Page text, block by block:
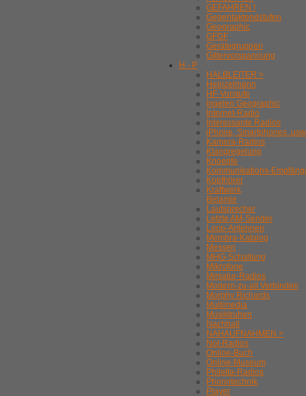
GEFAHREN !
Gegentaktendstufen
Geographic
GFGF
Gerätegruppen
Gittervorspannung
H - P
HALBLEITER >
Heinzelmann
HF-Vorstufe
Ingelen Geographic
Internet-Radio
Interessante Radios
iPhone, Smartphones,
Kamera-Radios
Klangregelung
Knoepfe
Kommunikations-
Kopfhörer
Kraftwerk
Belamie
Lautsprecher
Letzte AM-Sender
Loop-Antennen
Membra-Katalog
Messen
MHG-Schaltung
Mikrofone
Miniatur-Radios
Modern-zu-alt Verbinden
Morphy Richards
Multimedia
Musiktruhen
Nachhall
NAHAUFNAHMEN >
Not-Radios
Online-Buch
Online-Museum
Philetta-Radios
Phonotechnik
Player